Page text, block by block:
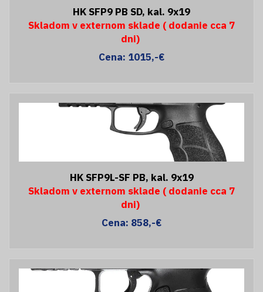
HK SFP9 PB SD, kal. 9x19
Skladom v externom sklade ( dodanie cca 7
dni)
Cena: 1015,-€
HK SFP9L-SF PB, kal. 9x19
Skladom v externom sklade ( dodanie cca 7
dni)
Cena: 858,-€